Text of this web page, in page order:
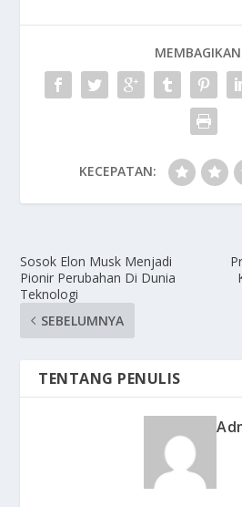
KECEPATAN:
Sosok Elon Musk Menjadi
Pionir Perubahan Di Dunia
Teknologi
SEBELUMNYA
TENTANG PENULIS